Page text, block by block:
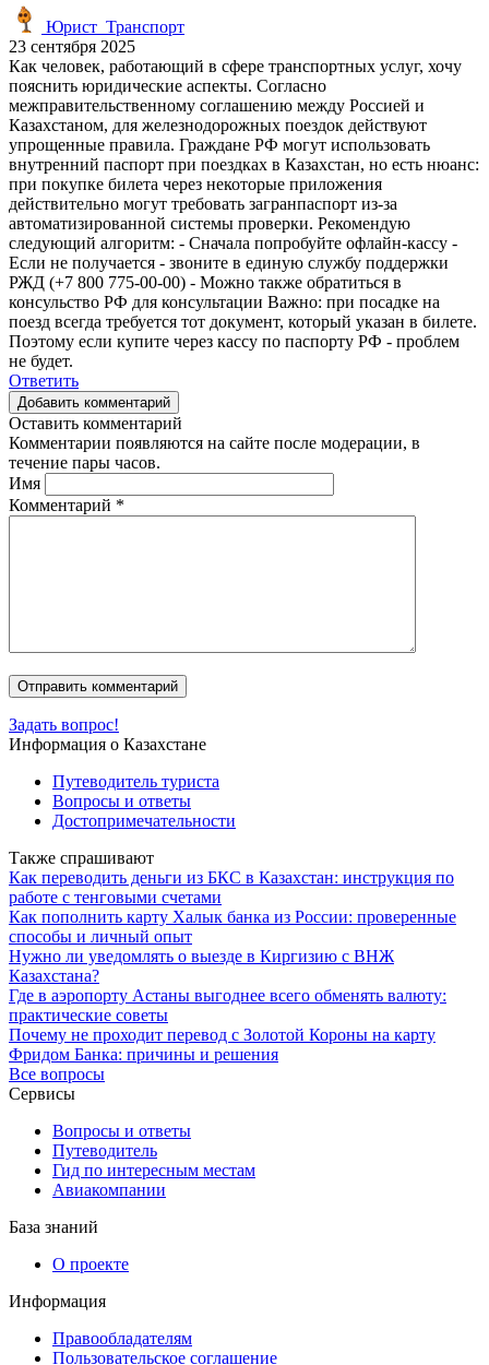
Юрист_Транспорт
23 сентября 2025
Как человек, работающий в сфере транспортных услуг, хочу
пояснить юридические аспекты. Согласно
межправительственному соглашению между Россией и
Казахстаном, для железнодорожных поездок действуют
упрощенные правила. Граждане РФ могут использовать
внутренний паспорт при поездках в Казахстан, но есть нюанс:
при покупке билета через некоторые приложения
действительно могут требовать загранпаспорт из-за
автоматизированной системы проверки. Рекомендую
следующий алгоритм: - Сначала попробуйте офлайн-кассу -
Если не получается - звоните в единую службу поддержки
РЖД (+7 800 775-00-00) - Можно также обратиться в
консульство РФ для консультации Важно: при посадке на
поезд всегда требуется тот документ, который указан в билете.
Поэтому если купите через кассу по паспорту РФ - проблем
не будет.
Ответить
Добавить комментарий
Оставить комментарий
Комментарии появляются на сайте после модерации, в
течение пары часов.
Имя
Комментарий *
Задать вопрос!
Информация о Казахстане
Путеводитель туриста
Вопросы и ответы
Достопримечательности
Также спрашивают
Как переводить деньги из БКС в Казахстан: инструкция по
работе с тенговыми счетами
Как пополнить карту Халык банка из России: проверенные
способы и личный опыт
Нужно ли уведомлять о выезде в Киргизию с ВНЖ
Казахстана?
Где в аэропорту Астаны выгоднее всего обменять валюту:
практические советы
Почему не проходит перевод с Золотой Короны на карту
Фридом Банка: причины и решения
Все вопросы
Сервисы
Вопросы и ответы
Путеводитель
Гид по интересным местам
Авиакомпании
База знаний
О проекте
Информация
Правообладателям
Пользовательское соглашение